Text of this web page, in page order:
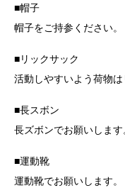
■帽子
帽子をご持参ください。
■リックサック
活動しやすいよう荷物は
■長スボン
長ズボンでお願いします
■運動靴
運動靴でお願いします。